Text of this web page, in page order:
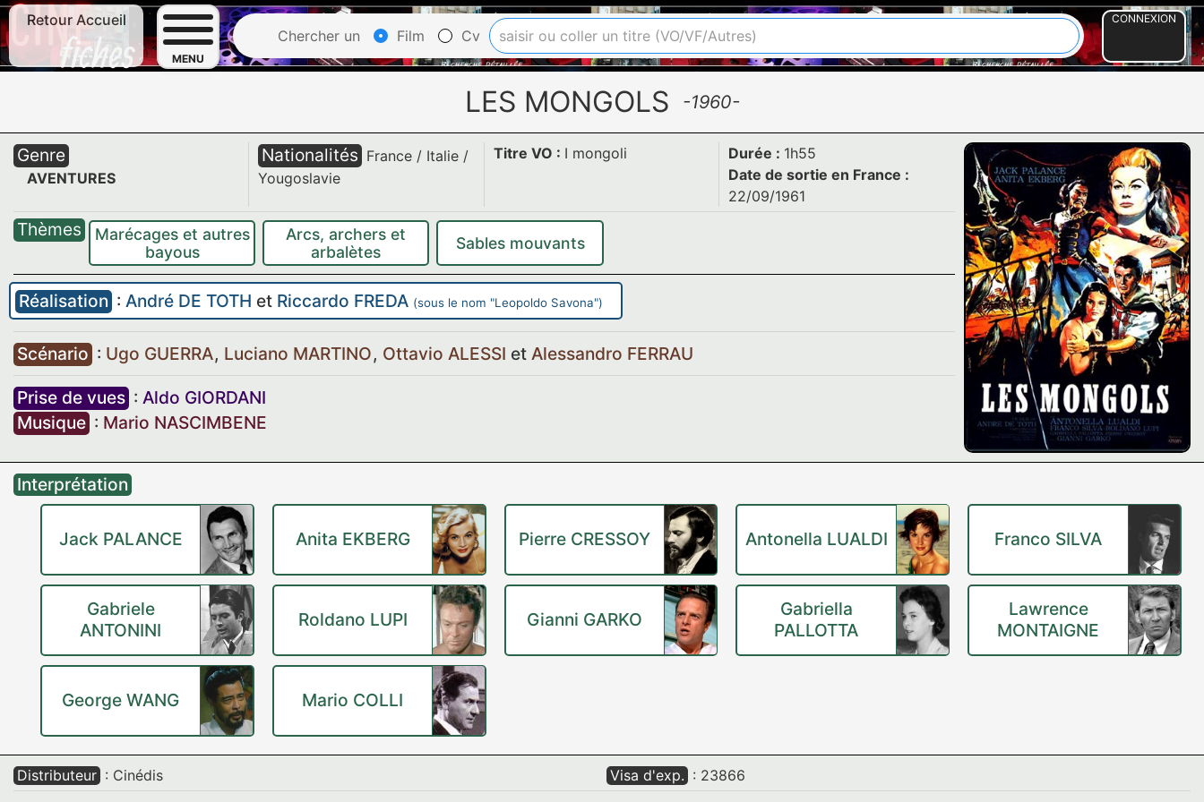
Retour Accueil
MENU
Chercher un Film Cv
CONNEXION
LES MONGOLS -1960-
Genre
AVENTURES
Nationalités France/ Italie/
Yougoslavie
Titre VO : I mongoli Durée : 1h55
Date de sortie en France :
22/09/1961
Thèmes
Marécages et autres
bayous
Arcs, archers et
arbalètes
Sables mouvants
Réalisation : André DE TOTH et Riccardo FREDA (sous le nom "Leopoldo Savona")
Scénario : Ugo GUERRA, Luciano MARTINO, Ottavio ALESSI et Alessandro FERRAU
Prise de vues : Aldo GIORDANI
Musique : Mario NASCIMBENE
Interprétation
Jack PALANCE Anita EKBERG Pierre CRESSOY Antonella LUALDI Franco SILVA
Gabriele
ANTONINI
Roldano LUPI Gianni GARKO
Gabriella
PALLOTTA
Lawrence
MONTAIGNE
George WANG Mario COLLI
Distributeur : Cinédis Visa d'exp. : 23866